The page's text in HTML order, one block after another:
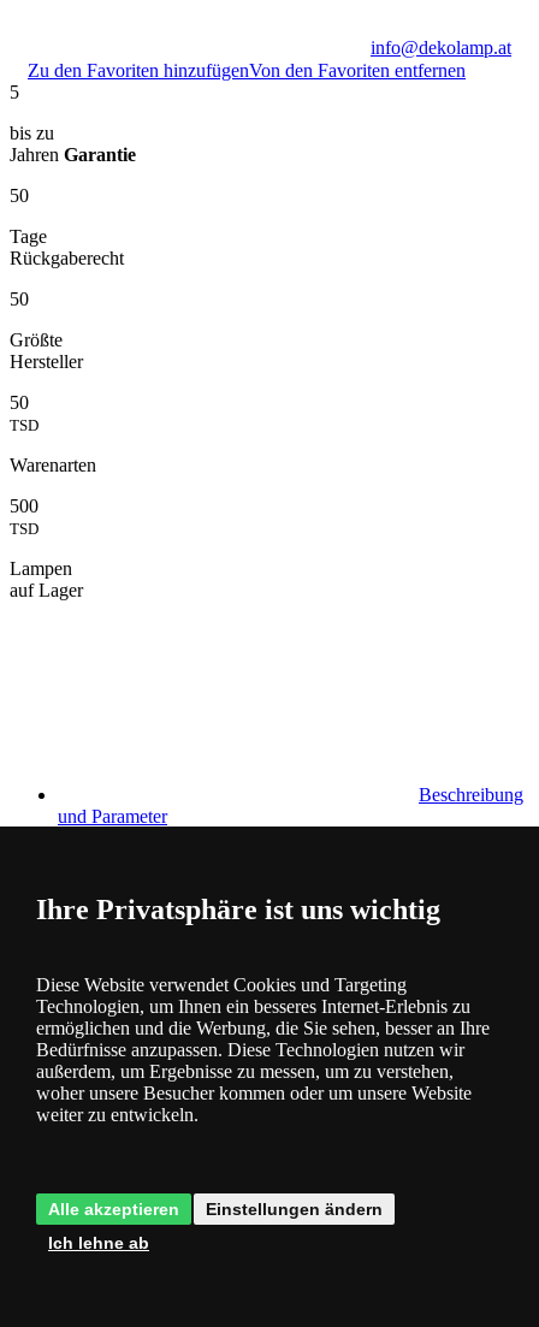
info@dekolamp.at
Zu den Favoriten hinzufügenVon den Favoriten entfernen
5
bis zu
Jahren Garantie
50
Tage
Rückgaberecht
50
Größte
Hersteller
50
TSD
Warenarten
500
TSD
Lampen
auf Lager
Beschreibung
und Parameter
Fragen
Ihre Privatsphäre ist uns wichtig
Diese Website verwendet Cookies und Targeting
Technologien, um Ihnen ein besseres Internet-Erlebnis zu
ermöglichen und die Werbung, die Sie sehen, besser an Ihre
Bedürfnisse anzupassen. Diese Technologien nutzen wir
außerdem, um Ergebnisse zu messen, um zu verstehen,
woher unsere Besucher kommen oder um unsere Website
weiter zu entwickeln.
Alle akzeptieren
Einstellungen ändern
Ich lehne ab